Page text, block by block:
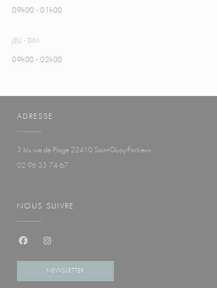
09h00 - 01h00
JEU - DIM
09h00 - 02h00
ADRESSE
3 bis rue de Plage 22410 Saint-Quay-Portrieux((ouvre une nouvelle
02 96 33 74 67
NOUS SUIVRE
NEWSLETTER